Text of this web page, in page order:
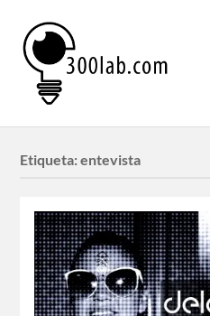
Etiqueta:entevista